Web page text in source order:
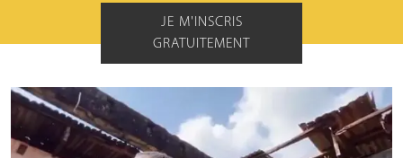
JE M'INSCRIS
GRATUITEMENT